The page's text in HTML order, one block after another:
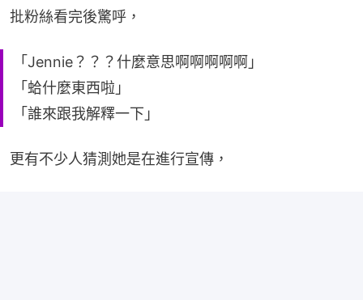
批粉絲看完後驚呼，
「Jennie？？？什麼意思啊啊啊啊啊」
「蛤什麼東西啦」
「誰來跟我解釋一下」
更有不少人猜測她是在進行宣傳，